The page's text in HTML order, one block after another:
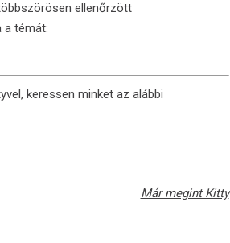
ellenőrzött
a témát:
keressen minket az alábbi
Már megint Kitty